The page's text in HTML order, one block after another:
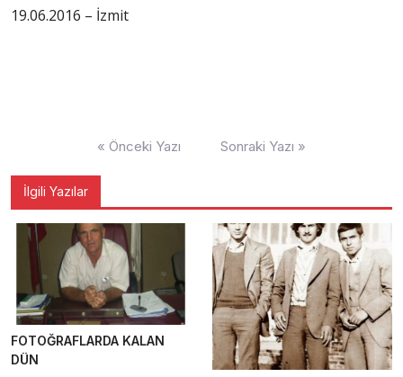
19.06.2016 – İzmit
« Önceki Yazı Sonraki Yazı »
İlgili Yazılar
FOTOĞRAFLARDA KALAN
DÜN